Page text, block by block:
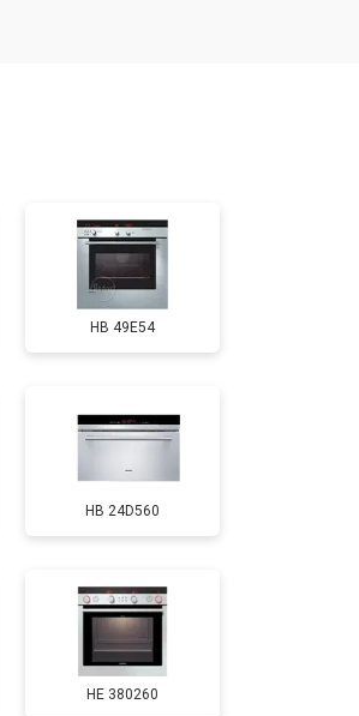
HB 49E54
HB 24D560
HE 380260